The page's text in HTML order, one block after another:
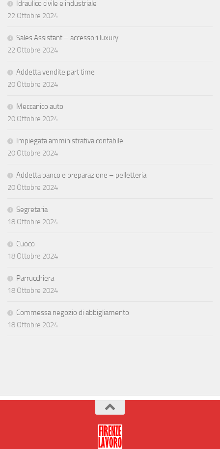
Idraulico civile e industriale
22 Ottobre 2024
Sales Assistant – accessori luxury
22 Ottobre 2024
Addetta vendite part time
20 Ottobre 2024
Meccanico auto
20 Ottobre 2024
Impiegata amministrativa contabile
20 Ottobre 2024
Addetta banco e preparazione – pelletteria
20 Ottobre 2024
Segretaria
18 Ottobre 2024
Cuoco
18 Ottobre 2024
Parrucchiera
18 Ottobre 2024
Commessa negozio di abbigliamento
18 Ottobre 2024